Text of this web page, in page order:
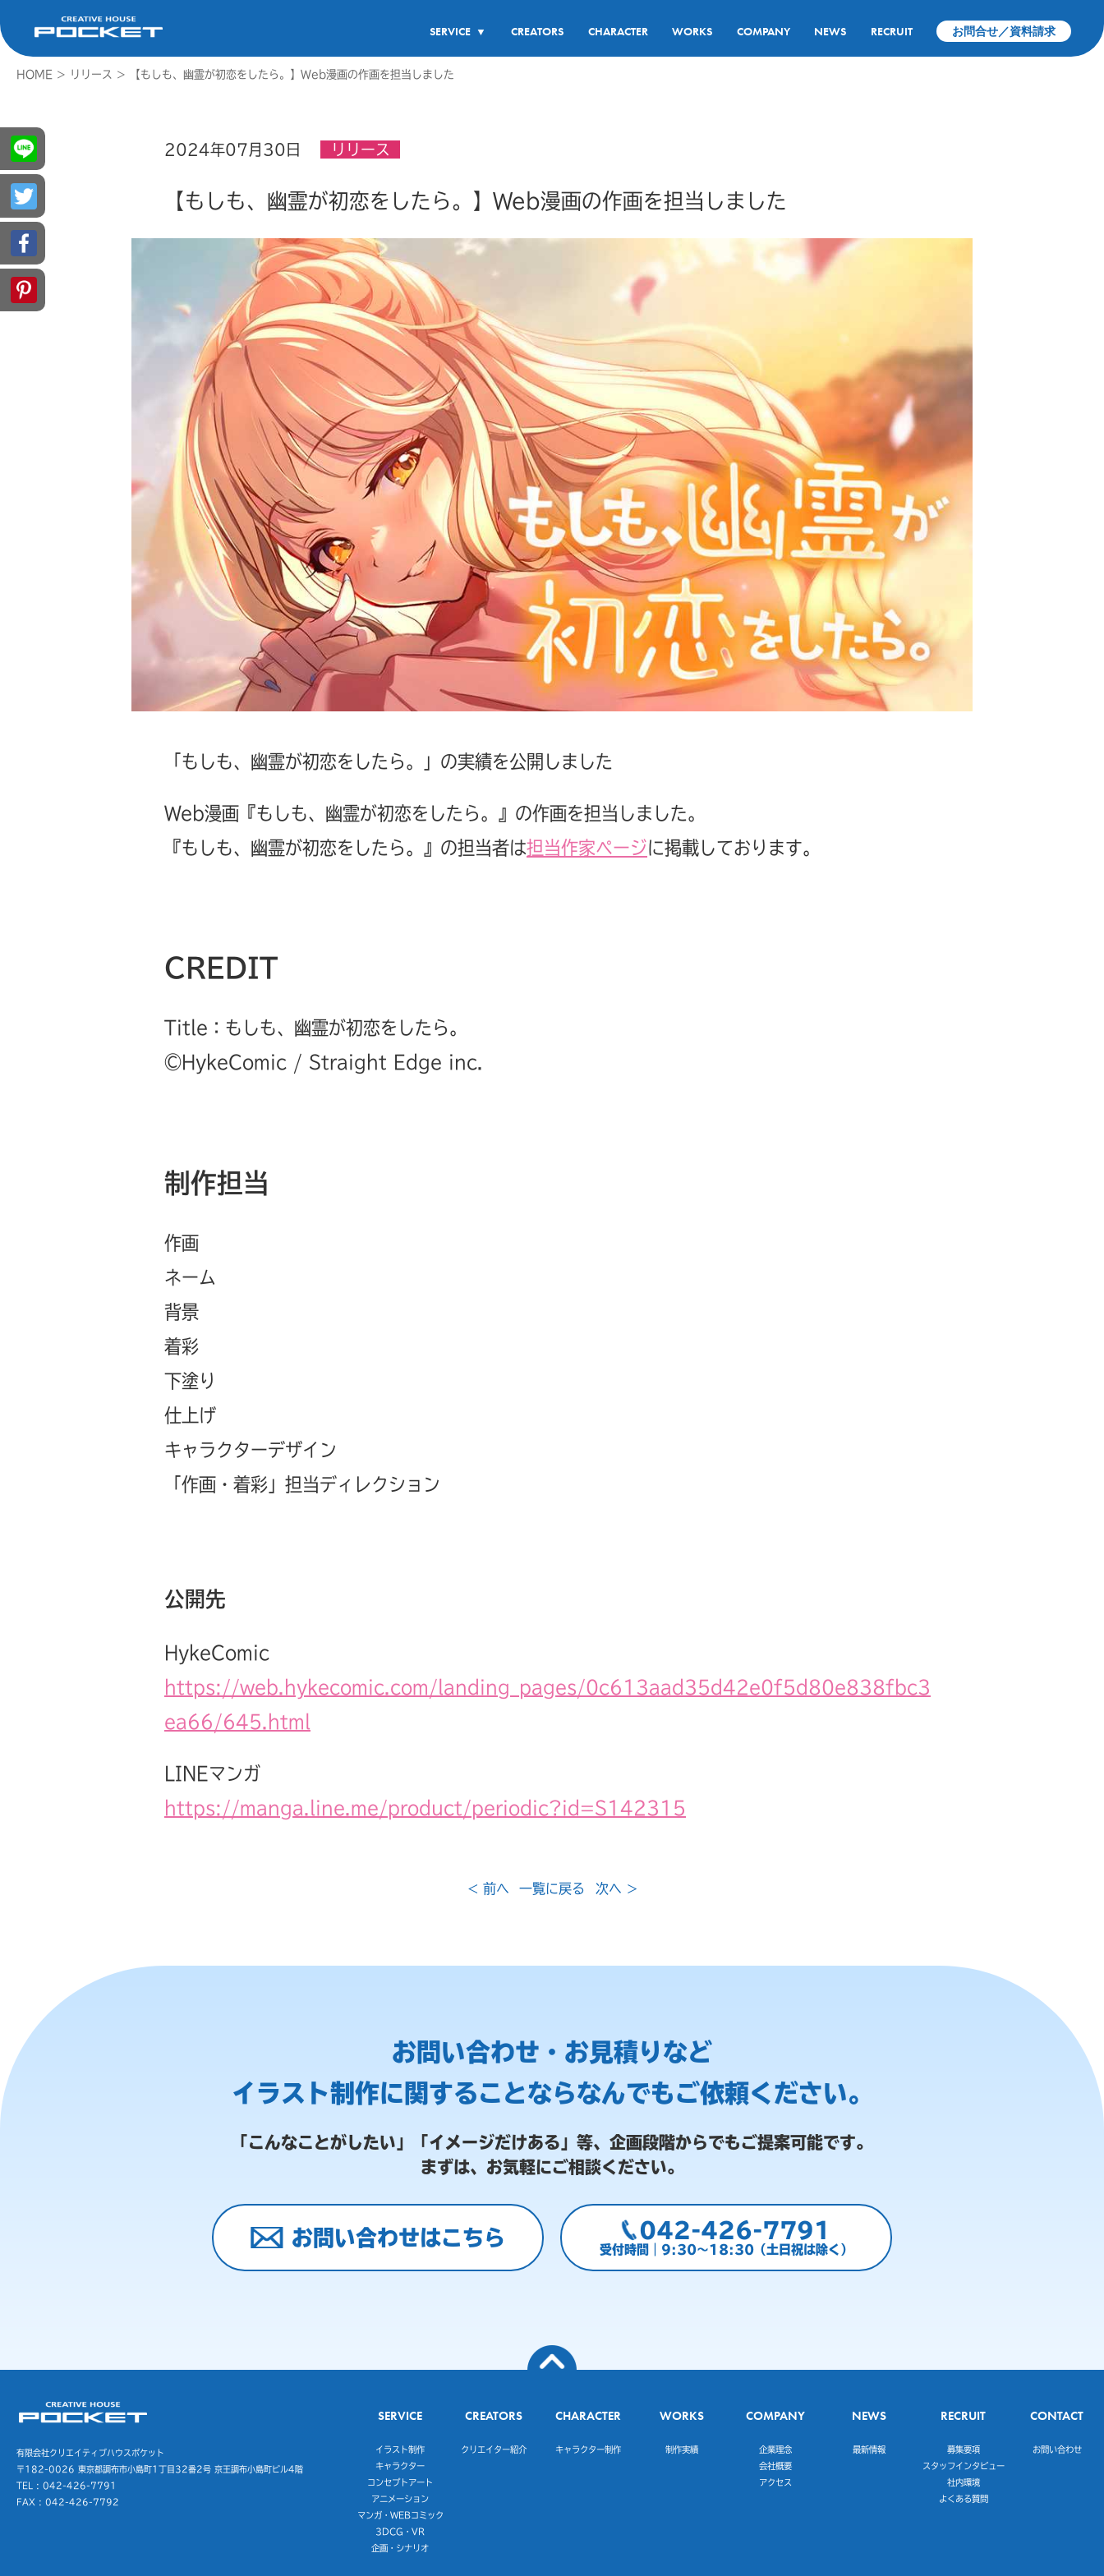
SERVICE ▼ CREATORS CHARACTER WORKS COMPANY NEWS RECRUIT お問合せ／資料請求
HOME > リリース > 【もしも、幽霊が初恋をしたら。】Web漫画の作画を担当しました
2024年07月30日 リリース
【もしも、幽霊が初恋をしたら。】Web漫画の作画を担当しました
「もしも、幽霊が初恋をしたら。」の実績を公開しました
Web漫画『もしも、幽霊が初恋をしたら。』の作画を担当しました。
『もしも、幽霊が初恋をしたら。』の担当者は担当作家ページに掲載しております。
CREDIT
Title：もしも、幽霊が初恋をしたら。
©︎HykeComic / Straight Edge inc.
制作担当
作画
ネーム
背景
着彩
下塗り
仕上げ
キャラクターデザイン
「作画・着彩」担当ディレクション
公開先
HykeComic
https://web.hykecomic.com/landing_pages/0c613aad35d42e0f5d80e838fbc3
ea66/645.html
LINEマンガ
https://manga.line.me/product/periodic?id=S142315
< 前へ 一覧に戻る 次へ >
お問い合わせ・お見積りなど
イラスト制作に関することならなんでもご依頼ください。
「こんなことがしたい」「イメージだけある」等、 企画段階からでもご提案可能です。
まずは、お気軽にご相談ください。
お問い合わせはこちら 042-426-7791
受付時間｜9:30～18:30（土日祝は除く）
有限会社クリエイティブハウスポケット
〒182-0026 東京都調布市小島町1丁目32番2号京王調布小島町ビル4階
TEL : 042-426-7791
FAX : 042-426-7792
SERVICE
イラスト制作
キャラクター
コンセプトアート
アニメーション
マンガ・WEBコミック
3DCG・VR
企画・シナリオ
CREATORS
クリエイター紹介
CHARACTER
キャラクター制作
WORKS
制作実績
COMPANY
企業理念
会社概要
アクセス
NEWS
最新情報
RECRUIT
募集要項
スタッフインタビュー
社内環境
よくある質問
CONTACT
お問い合わせ